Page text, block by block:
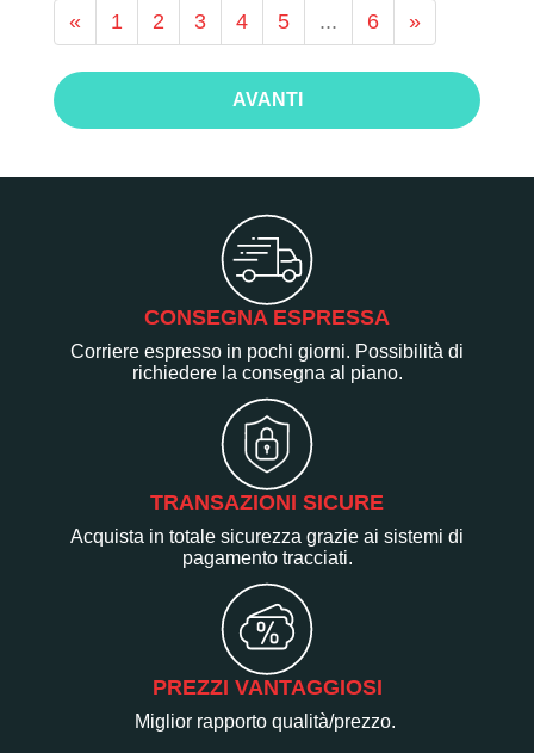
« 1 2 3 4 5 ... 6 »
AVANTI
CONSEGNA ESPRESSA
Corriere espresso in pochi giorni. Possibilità di
richiedere la consegna al piano.
TRANSAZIONI SICURE
Acquista in totale sicurezza grazie ai sistemi di
pagamento tracciati.
PREZZI VANTAGGIOSI
Miglior rapporto qualità/prezzo.